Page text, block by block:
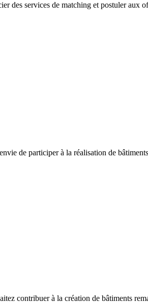
des services de matching et postuler aux
de participer à la réalisation de
contribuer à la création de bâtiments